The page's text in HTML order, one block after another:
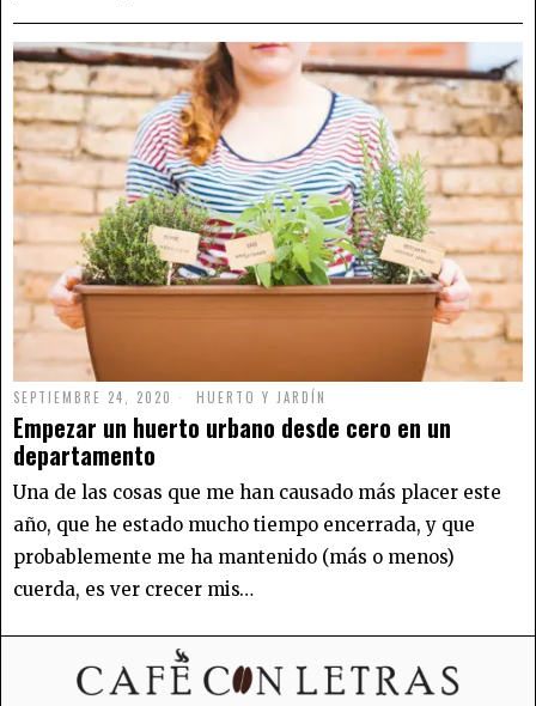
SEPTIEMBRE 24, 2020 HUERTO Y JARDÍN
Empezar un huerto urbano desde cero en un
departamento
Una de las cosas que me han causado más placer este
año, que he estado mucho tiempo encerrada, y que
probablemente me ha mantenido (más o menos)
cuerda, es ver crecer mis…